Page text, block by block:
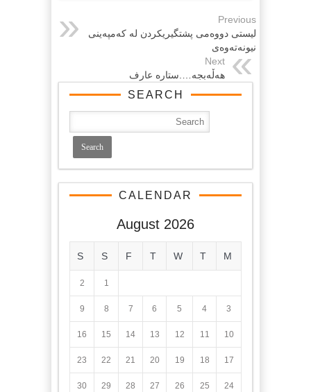
Previous
لیستی دووه‌می پشتگیریكردن له‌ كه‌مپه‌ینی
نیونه‌ته‌وه‌ی
Next
هه‌ڵه‌بجه‌….ستاره‌ عارف
SEARCH
CALENDAR
August 2026
M
T
W
T
F
S
S
1
2
3
4
5
6
7
8
9
10
11
12
13
14
15
16
17
18
19
20
21
22
23
24
25
26
27
28
29
30